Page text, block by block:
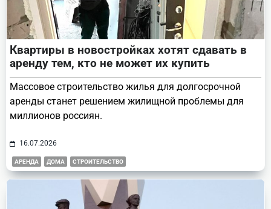
Квартиры в новостройках хотят сдавать в
аренду тем, кто не может их купить
Массовое строительство жилья для долгосрочной
аренды станет решением жилищной проблемы для
миллионов россиян.
16.07.2026
АРЕНДА ДОМА СТРОИТЕЛЬСТВО